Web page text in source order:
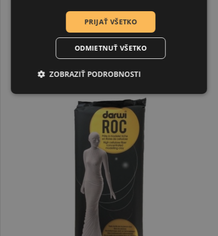
6,26 €
PRIJAŤ VŠETKO
ODMIETNUŤ VŠETKO
ZOBRAZIŤ PODROBNOSTI